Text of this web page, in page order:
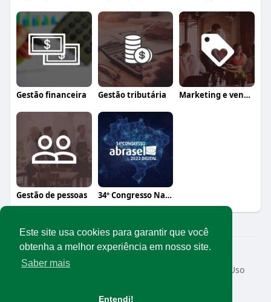
Este site usa cookies para garantir que você
obtenha a melhor experiência em nosso site.
Saber mais
Entendi!
Gestão financeira Gestão tributária Marketing e vendas
Gestão de pessoas 34º Congresso Nacional Abrasel
© 2026 Rede Abrasel
Início
Sobre
Termos de Uso